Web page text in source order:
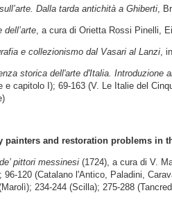
Dalla tarda antichità a Ghiberti,
dell’arte, a cura di Orietta Rossi Pinelli,
e collezionismo dal Vasari al Lanzi , in
storica dell'arte d'Italia. Introduzione
e capitolo I); 69-163 (V. Le Italie del
painters and restoration problems in
pittori messinesi (1724), a cura di V.
96-120 (Catalano l'Antico, Paladini,
234-244 (Scilla); 275-288